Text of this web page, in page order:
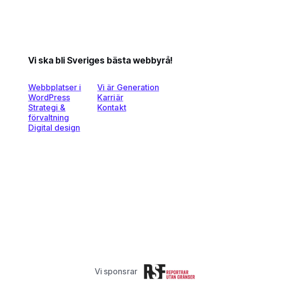
Vi ska bli Sveriges bästa webbyrå!
Webbplatser i
WordPress
Strategi &
förvaltning
Digital design
Vi är Generation
Karriär
Kontakt
Vi sponsrar